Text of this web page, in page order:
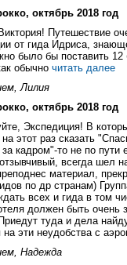
октябрь 2018 год
Путешествие
от гида Идриса,
было бы поставить 12
обычно читать далее
Лилия
октябрь 2018 год
Экспедиция! В
этот раз сказать
кадром"-то не по
всегда шел
материал,
по др странам)
всех и гида в том
должен быть очень
туда и дела
на эти неудобства с
Надежда